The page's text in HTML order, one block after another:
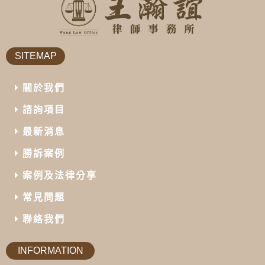
SITEMAP
關於我們
諮詢項目
最新消息
勝訴案例
案例及法律分享
常見問題
聯絡我們
INFORMATION